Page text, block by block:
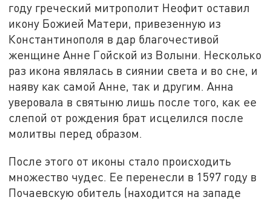
году греческий митрополит Неофит оставил
икону Божией Матери, привезенную из
Константинополя в дар благочестивой
женщине Анне Гойской из Волыни. Несколько
раз икона являлась в сиянии света и во сне, и
наяву как самой Анне, так и другим. Анна
уверовала в святыню лишь после того, как ее
слепой от рождения брат исцелился после
молитвы перед образом.
После этого от иконы стало происходить
множество чудес. Ее перенесли в 1597 году в
Почаевскую обитель (находится на западе